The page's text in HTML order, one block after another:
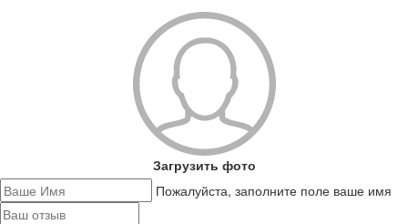
Загрузить фото
Пожалуйста, заполните поле ваше имя